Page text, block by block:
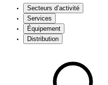
Secteurs d’activité
Services
Équipement
Distribution